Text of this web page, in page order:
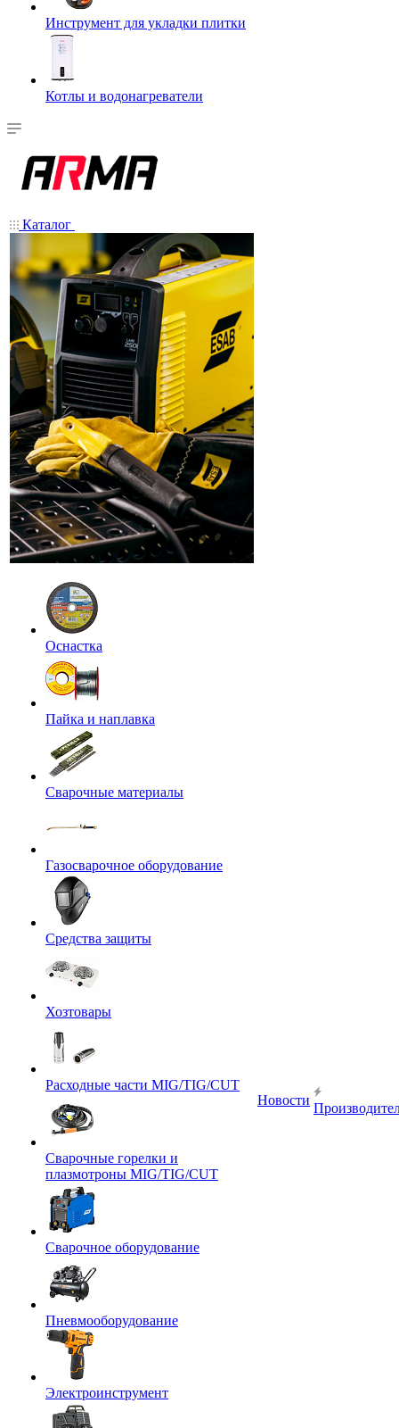
Инструмент для укладки плитки
Котлы и водонагреватели
Каталог
Оснастка
Пайка и наплавка
Сварочные материалы
Газосварочное оборудование
Средства защиты
Хозтовары
Расходные части MIG/TIG/CUT
Сварочные горелки и
плазмотроны MIG/TIG/CUT
Сварочное оборудование
Пневмооборудование
Электроинструмент
Новости